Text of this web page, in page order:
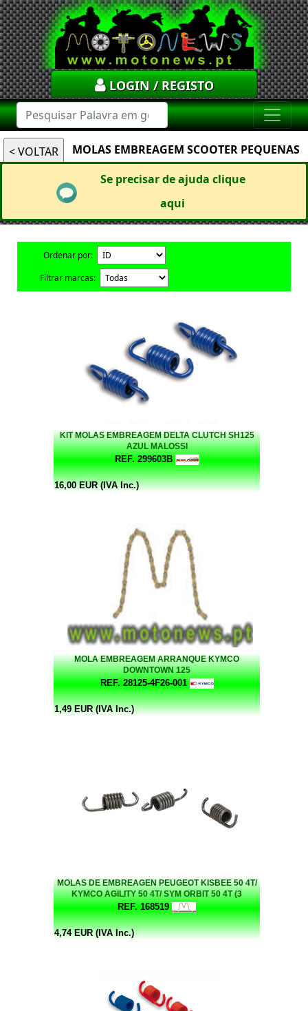
LOGIN / REGISTO
MOLAS EMBREAGEM SCOOTER PEQUENAS
Se precisar de ajuda clique
aqui
Ordenar por:
Filtrar marcas:
KIT MOLAS EMBREAGEM DELTA CLUTCH SH125
AZUL MALOSSI
REF. 299603B
16,00 EUR (IVA Inc.)
MOLA EMBREAGEM ARRANQUE KYMCO
DOWNTOWN 125
REF. 28125-4F26-001
1,49 EUR (IVA Inc.)
MOLAS DE EMBREAGEN PEUGEOT KISBEE 50 4T/
KYMCO AGILITY 50 4T/ SYM ORBIT 50 4T (3
UNIDADES)
REF. 168519
4,74 EUR (IVA Inc.)